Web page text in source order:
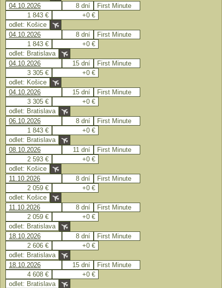
04.10.2026
8 dní
First Minute
1 843 €
+0 €
odlet: Košice
04.10.2026
8 dní
First Minute
1 843 €
+0 €
odlet: Bratislava
04.10.2026
15 dní
First Minute
3 305 €
+0 €
odlet: Košice
04.10.2026
15 dní
First Minute
3 305 €
+0 €
odlet: Bratislava
06.10.2026
8 dní
First Minute
1 843 €
+0 €
odlet: Bratislava
08.10.2026
11 dní
First Minute
2 593 €
+0 €
odlet: Košice
11.10.2026
8 dní
First Minute
2 059 €
+0 €
odlet: Košice
11.10.2026
8 dní
First Minute
2 059 €
+0 €
odlet: Bratislava
18.10.2026
8 dní
First Minute
2 606 €
+0 €
odlet: Bratislava
18.10.2026
15 dní
First Minute
4 608 €
+0 €
odlet: Bratislava